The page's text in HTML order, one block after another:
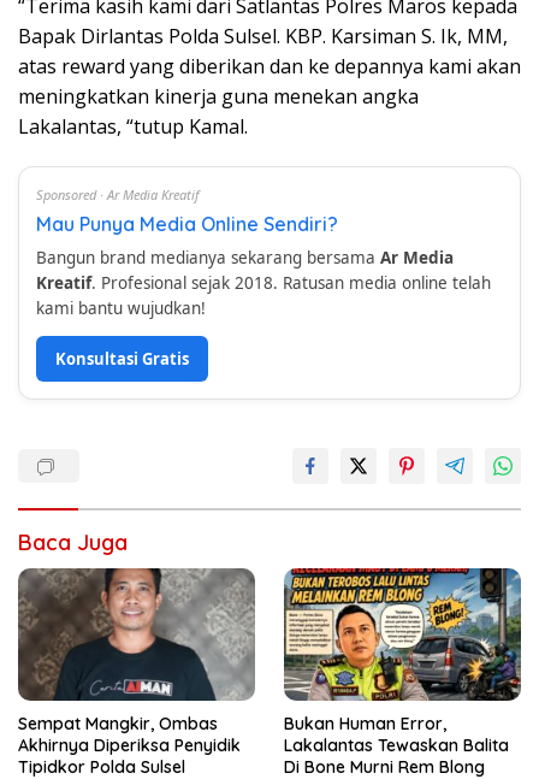
“Terima kasih kami dari Satlantas Polres Maros kepada
Bapak Dirlantas Polda Sulsel. KBP. Karsiman S. Ik, MM,
atas reward yang diberikan dan ke depannya kami akan
meningkatkan kinerja guna menekan angka
Lakalantas, “tutup Kamal.
Sponsored · Ar Media Kreatif
Mau Punya Media Online Sendiri?
Bangun brand medianya sekarang bersama Ar Media
Kreatif. Profesional sejak 2018. Ratusan media online telah
kami bantu wujudkan!
Konsultasi Gratis
Baca Juga
Sempat Mangkir, Ombas
Akhirnya Diperiksa Penyidik
Tipidkor Polda Sulsel
Bukan Human Error,
Lakalantas Tewaskan Balita
Di Bone Murni Rem Blong